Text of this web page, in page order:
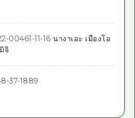
00461-11-16 นางาเอะ เมืองโอ
จิ
37-1889